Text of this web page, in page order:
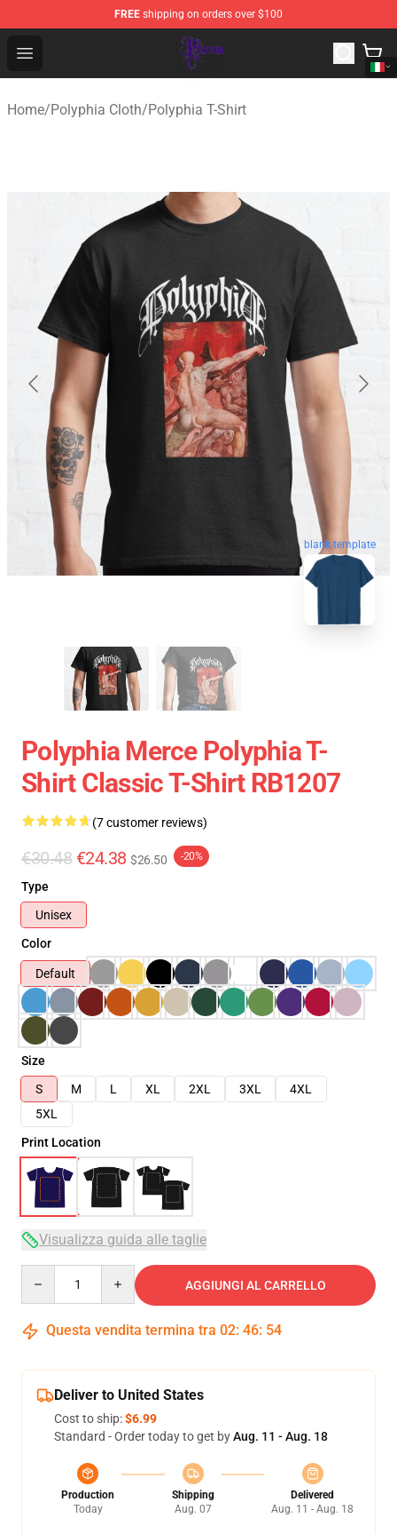
FREE shipping on orders over $100
Open menu
Polyphia Shop - Official Polyphia Merchandise Store
Home/Polyphia Cloth/Polyphia T-Shirt
blank template
Polyphia Merce Polyphia T-
Shirt Classic T-Shirt RB1207
(7 customer reviews)
€30.48 €24.38 $26.50 -20%
Type
Unisex
Color
Default
Size
S
M L XL 2XL 3XL
4XL
5XL
Print Location
Visualizza guida alle taglie
AGGIUNGI AL CARRELLO
Questa vendita termina tra 02: 46: 54
Deliver to United States
Cost to ship:$6.99
Standard - Order today to get byAug. 11 - Aug. 18
Production
Today
Shipping
Aug. 07
Delivered
Aug. 11 - Aug. 18